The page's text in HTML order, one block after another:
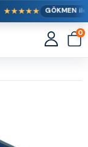
GÖKMEN ile
0